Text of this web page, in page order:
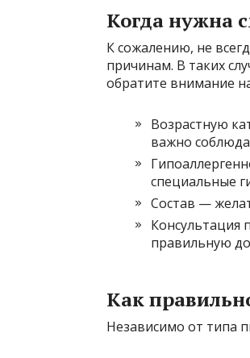
Когда нужна
К сожалению, не
причинам. В таких
обратите внимание
Возрастную
важно
специальные
Состав —
правильную
Как
Независимо от типа